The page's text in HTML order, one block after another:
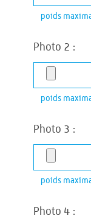
poids
Photo 2 :
poids
Photo 3 :
poids
Photo 4 :